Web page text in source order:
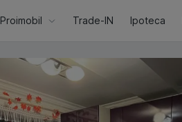
Proimobil Trade-IN Ipoteca